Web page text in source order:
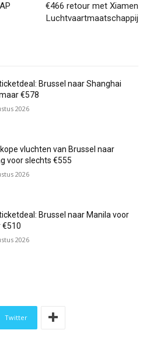
€466 retour met Xiamen
Luchtvaartmaatschappij
Brussel naar Shanghai
€578
2026
vluchten van Brussel naar
voor slechts €555
2026
Brussel naar Manila voor
€510
2026
Twitter